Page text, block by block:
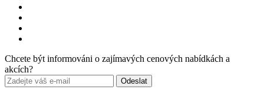
Chcete být informováni o zajímavých cenových nabídkách a
akcích?
Odeslat